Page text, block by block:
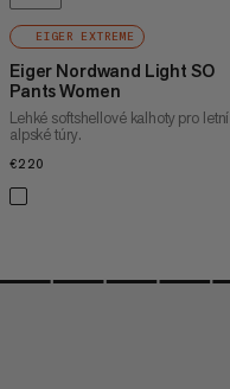
EIGER EXTREME
Eiger Nordwand Light SO
Pants Women
Lehké softshellové kalhoty pro letní
alpské túry.
€220